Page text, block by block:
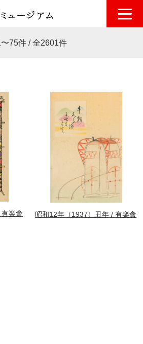
75件 / 全2601件
有楽會 昭和12年（1937）丑年 有楽會